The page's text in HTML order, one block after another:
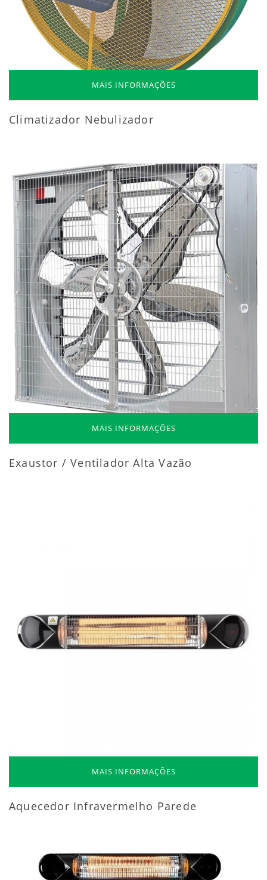
MAIS INFORMAÇÕES
Climatizador Nebulizador
MAIS INFORMAÇÕES
Exaustor / Ventilador Alta Vazão
MAIS INFORMAÇÕES
Aquecedor Infravermelho Parede